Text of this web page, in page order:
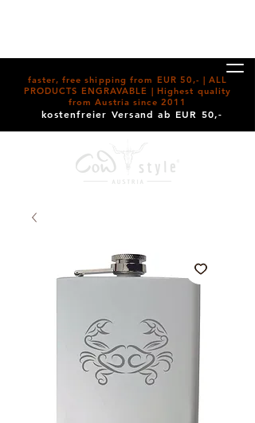
faster, free shipping from EUR 50,- | ALL
PRODUCTS ENGRAVABLE | Highest quality
from Austria since 2011
kostenfreier Versand ab EUR 50,-